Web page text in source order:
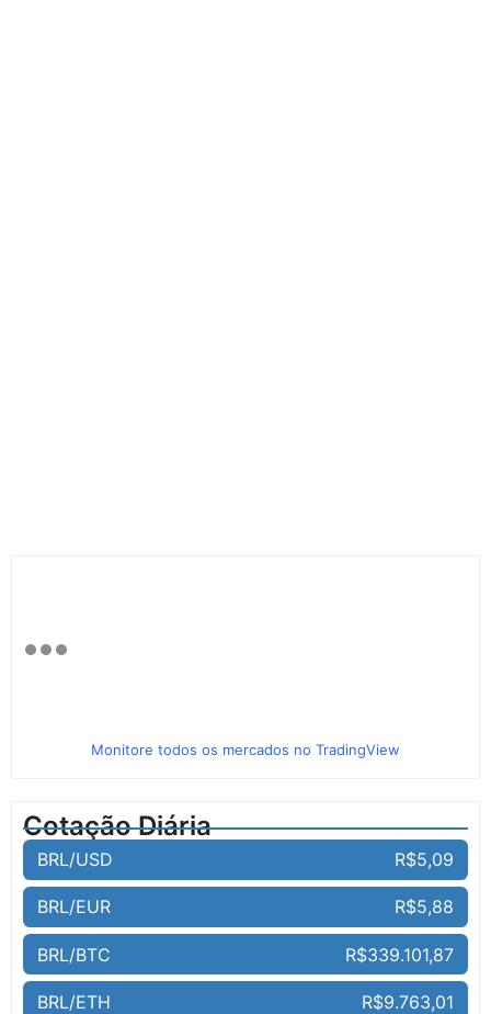
Monitore todos os mercados no TradingView
Cotação Diária
BRL/USD R$5,09
BRL/EUR R$5,88
BRL/BTC R$339.101,87
BRL/ETH
R$9.763,01